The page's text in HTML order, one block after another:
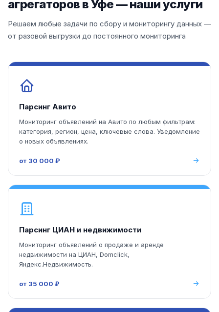
агрегаторов в Уфе — наши услуги
Решаем любые задачи по сбору и мониторингу данных —
от разовой выгрузки до постоянного мониторинга
Парсинг Авито
Мониторинг объявлений на Авито по любым фильтрам:
категория, регион, цена, ключевые слова. Уведомление
о новых объявлениях.
от 30 000 ₽
Парсинг ЦИАН и недвижимости
Мониторинг объявлений о продаже и аренде
недвижимости на ЦИАН, Domclick,
Яндекс.Недвижимость.
от 35 000 ₽